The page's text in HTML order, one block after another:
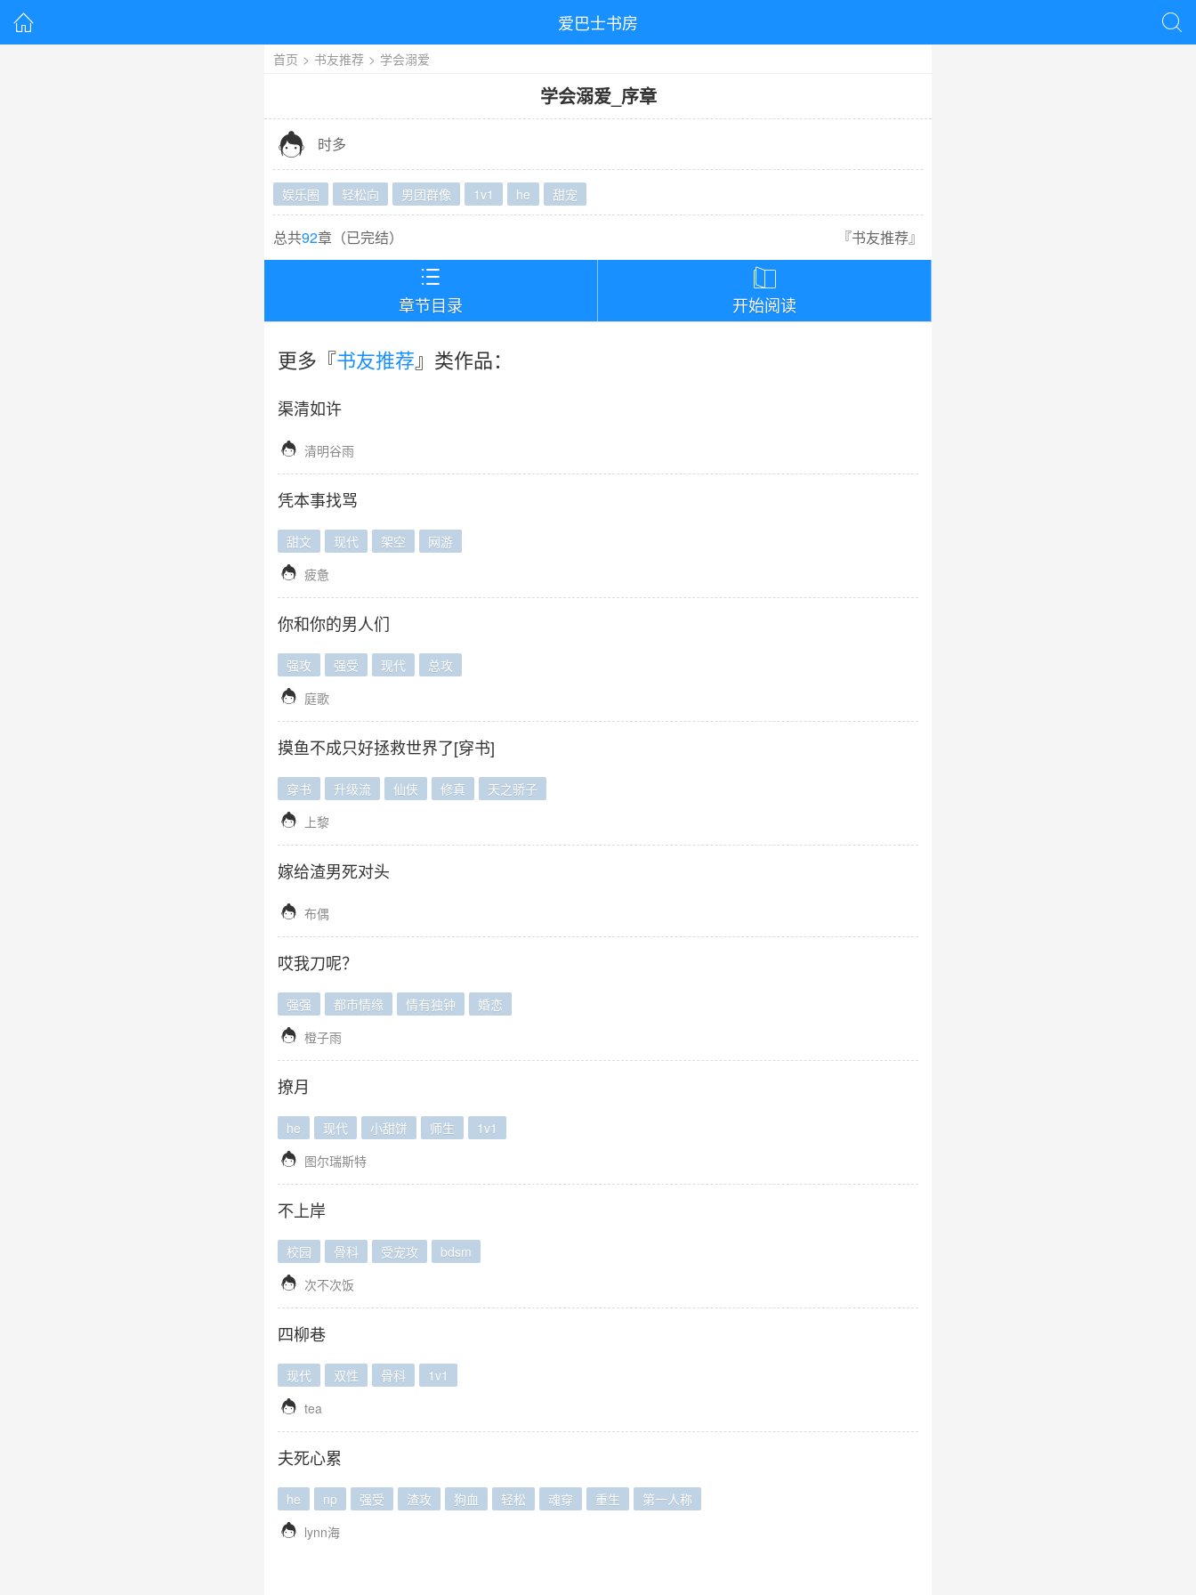
 爱巴士书房 
首页 > 书友推荐 > 学会溺爱
学会溺爱_ 序章
 时多
娱乐圈 轻松向 男团群像 1v1 he 甜宠
总共92章（已完结） 『书友推荐』

章节目录

开始阅读
更多『书友推荐』类作品：
渠清如许
 清明谷雨
凭本事找骂
甜文 现代 架空 网游
 疲惫
你和你的男人们
强攻 强受 现代 总攻
 庭歌
摸鱼不成只好拯救世界了[穿书]
穿书 升级流 仙侠 修真 天之骄子
 上黎
嫁给渣男死对头
 布偶
哎我刀呢？
强强 都市情缘 情有独钟 婚恋
 橙子雨
撩月
he 现代 小甜饼 师生 1v1
 图尔瑞斯特
不上岸
校园 骨科 受宠攻 bdsm
 次不次饭
四柳巷
现代 双性 骨科 1v1
 tea
夫死心累
he np 强受 渣攻 狗血 轻松 魂穿 重生 第一人称
 lynn海